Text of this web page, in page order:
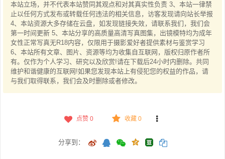
本站立场，并不代表本站赞同其观点和对其真实性负责 3、本站一律禁
止以任何方式发布或转载任何违法的相关信息，访客发现请向站长举报
4、本站资源大多存储在云盘，如发现链接失效，请联系我们，我们会
第一时间更新 5、本站分享的高质量高清写真图集，出镜模特均为成年
女性正常写真无R18内容，仅限用于摄影爱好者提供素材与鉴赏学习
6、本站所有文章、图片、资源等均为收集自互联网，版权归原作者所
有。仅作为个人学习、研究以及欣赏!请在下载后24小时内删除。共同
维护和谐健康的互联网!如果您发现本站上有侵犯您的权益的作品，请
与我们取得联系，我们会及时删除或者修改。
点赞 0 收藏 0
分享到：